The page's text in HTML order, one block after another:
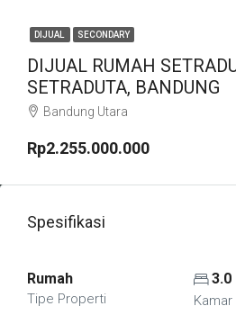
DIJUAL SECONDARY
DIJUAL RUMAH
SETRADUTA, BANDUNG
Bandung Utara
Rp2.255.000.000
Spesifikasi
Rumah
Tipe Properti
3.0